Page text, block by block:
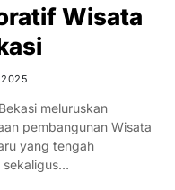
Wisata
2025
meluruskan
pembangunan Wisata
yang tengah
sekaligus…